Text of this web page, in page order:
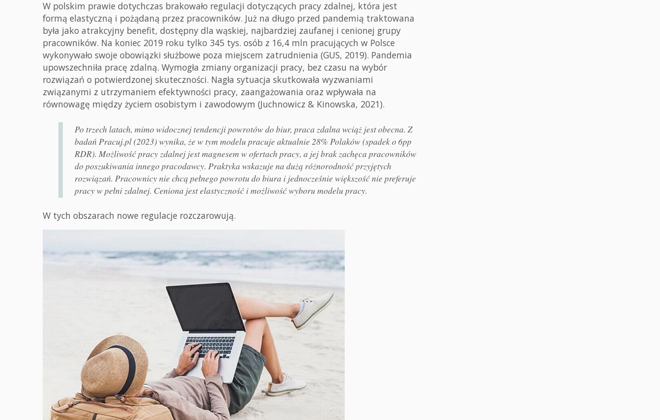
W polskim prawie dotychczas brakowało regulacji dotyczących pracy zdalnej, która jest
formą elastyczną i pożądaną przez pracowników. Już na długo przed pandemią traktowana
była jako atrakcyjny benefit, dostępny dla wąskiej, najbardziej zaufanej i cenionej grupy
pracowników. Na koniec 2019 roku tylko 345 tys. osób z 16,4 mln pracujących w Polsce
wykonywało swoje obowiązki służbowe poza miejscem zatrudnienia (GUS, 2019). Pandemia
upowszechniła pracę zdalną. Wymogła zmiany organizacji pracy, bez czasu na wybór
rozwiązań o potwierdzonej skuteczności. Nagła sytuacja skutkowała wyzwaniami
związanymi z utrzymaniem efektywności pracy, zaangażowania oraz wpływała na
równowagę między życiem osobistym i zawodowym (Juchnowicz & Kinowska, 2021).
Po trzech latach, mimo widocznej tendencji powrotów do biur, praca zdalna wciąż jest obecna. Z
badań Pracuj.pl (2023) wynika, że w tym modelu pracuje aktualnie 28% Polaków (spadek o 6pp
RDR). Możliwość pracy zdalnej jest magnesem w ofertach pracy, a jej brak zachęca pracowników
do poszukiwania innego pracodawcy. Praktyka wskazuje na dużą różnorodność przyjętych
rozwiązań. Pracownicy nie chcą pełnego powrotu do biura i jednocześnie większość nie preferuje
pracy w pełni zdalnej. Ceniona jest elastyczność i możliwość wyboru modelu pracy.
W tych obszarach nowe regulacje rozczarowują.